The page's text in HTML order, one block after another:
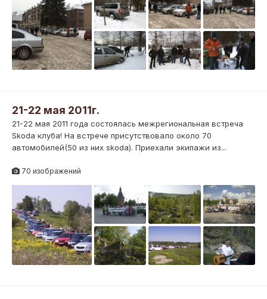
21-22 мая 2011г.
21-22 мая 2011 года состоялась межрегиональная встреча
Skoda клуба! На встрече присутствовало около 70
автомобилей(50 из них skoda). Приехали экипажи из...
70 изображений